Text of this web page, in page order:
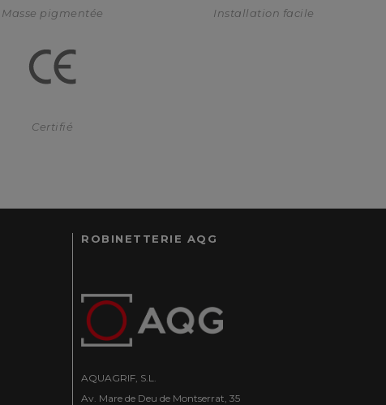
Masse pigmentée Installation facile
Certifié
ROBINETTERIE AQG
AQUAGRIF, S.L.
Av. Mare de Deu de Montserrat, 35